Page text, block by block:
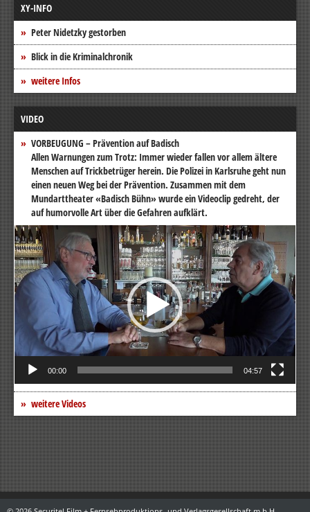
XY-INFO
Peter Nidetzky gestorben
Blick in die Kriminalchronik
weitere Infos
VIDEO
VORBEUGUNG – Prävention auf Badisch
Allen Warnungen zum Trotz: Immer wieder fallen vor allem ältere
Menschen auf Trickbetrüger herein. Die Polizei in Karlsruhe geht nun
einen neuen Weg bei der Prävention. Zusammen mit dem
Mundarttheater «Badisch Bühn» wurde ein Videoclip gedreht, der
auf humorvolle Art über die Gefahren aufklärt.
Video-
Player
00:00 04:57
weitere Videos